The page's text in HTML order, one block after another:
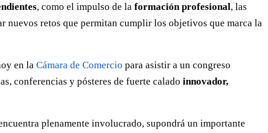
, como el impulso de la formación profesional, las
nuevos retos que permitan cumplir los objetivos que marca la
en la Cámara de Comercio para asistir a un congreso
conferencias y pósteres de fuerte calado innovador,
plenamente involucrado, supondrá un importante